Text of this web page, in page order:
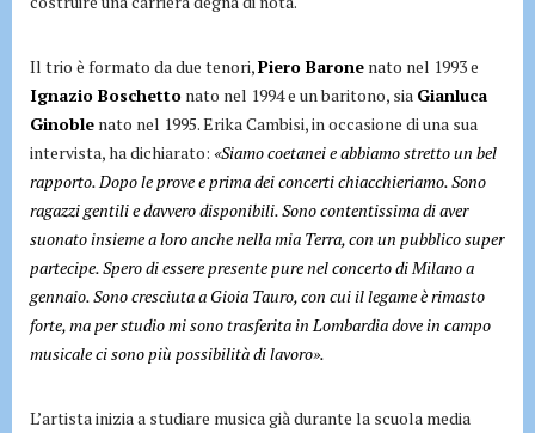
Il trio è formato da due tenori,Piero Barone nato nel 1993 e
Ignazio Boschetto nato nel 1994 e un baritono, sia Gianluca
Ginoble nato nel 1995. Erika Cambisi, in occasione di una sua
intervista, ha dichiarato: «Siamo coetanei e abbiamo stretto un bel
rapporto. Dopo le prove e prima dei concerti chiacchieriamo. Sono
ragazzi gentili e davvero disponibili. Sono contentissima di aver
suonato insieme a loro anche nella mia Terra, con un pubblico super
partecipe. Spero di essere presente pure nel concerto di Milano a
gennaio. Sono cresciuta a Gioia Tauro, con cui il legame è rimasto
forte, ma per studio mi sono trasferita in Lombardia dove in campo
musicale ci sono più possibilità di lavoro».
L’artista inizia a studiare musica già durante la scuola media